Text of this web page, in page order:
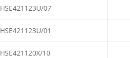
HSE421123U/07
HSE421123U/01
HSE421120X/10